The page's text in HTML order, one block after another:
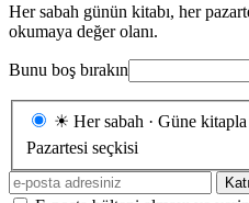
Her sabah günün kitabı, her
okumaya değer olanı.
Bunu boş bırakın
Gönderim
☀ Her sabah · Güne kitapla
Pazartesi seçkisi
E-
posta